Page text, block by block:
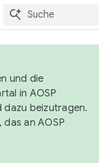
und die
in AOSP
dazu beizutragen.
an AOSP